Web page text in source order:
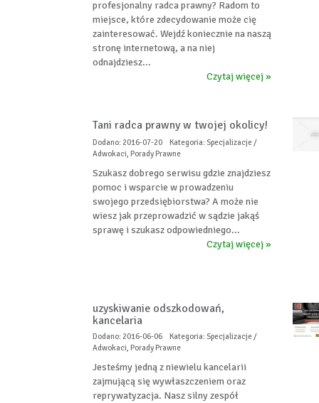
profesjonalny radca prawny? Radom to
miejsce, które zdecydowanie może cię
zainteresować. Wejdź koniecznie na naszą
stronę internetową, a na niej
odnajdziesz...
Czytaj więcej »
Tani radca prawny w twojej okolicy!
Dodano: 2016-07-20
Kategoria: Specjalizacje /
Adwokaci, Porady Prawne
Szukasz dobrego serwisu gdzie znajdziesz
pomoc i wsparcie w prowadzeniu
swojego przedsiębiorstwa? A może nie
wiesz jak przeprowadzić w sądzie jakąś
sprawę i szukasz odpowiedniego...
Czytaj więcej »
uzyskiwanie odszkodowań,
kancelaria
Dodano: 2016-06-06
Kategoria: Specjalizacje /
Adwokaci, Porady Prawne
Jesteśmy jedną z niewielu kancelarii
zajmującą się wywłaszczeniem oraz
reprywatyzacja. Nasz silny zespół